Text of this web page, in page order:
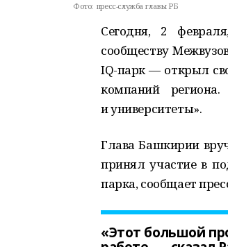
Фото: пресс-служба главы РБ
Сегодня, 2
сообществу
IQ-парк — открыл
компаний
и университеты».
Глава Башкирии
принял участие в
парка, сообщает
«Этот большой